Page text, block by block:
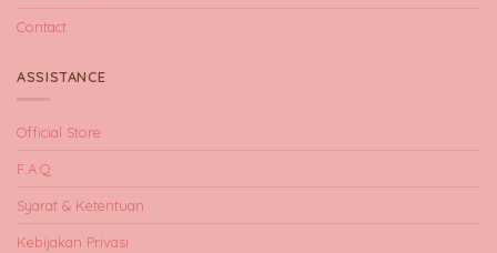
Contact
ASSISTANCE
Official Store
F.A.Q
Syarat & Ketentuan
Kebijakan Privasi